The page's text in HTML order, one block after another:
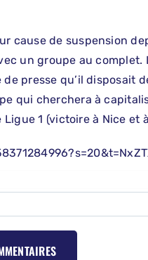
cause de suspension
un groupe au complet.
presse qu’il disposait
qui cherchera à
1 (victoire à Nice et